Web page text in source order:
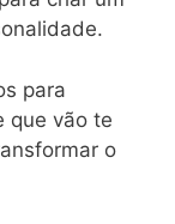
para
que vão te
o